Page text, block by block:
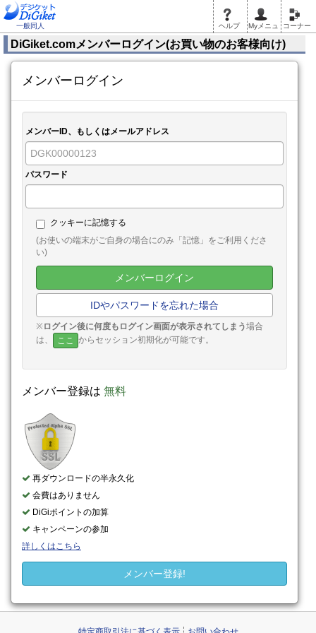
一般同人 ヘルプ Myメニュ コーナー
DiGiket.comメンバーログイン(お買い物のお客様向け)
メンバーログイン
メンバーID、もしくはメールアドレス
パスワード
クッキーに記憶する
(お使いの端末がご自身の場合にのみ「記憶」をご利用くださ
い)
メンバーログイン
IDやパスワードを忘れた場合
※ログイン後に何度もログイン画面が表示されてしまう場合
は、
ここ からセッション初期化が可能です。
メンバー登録は 無料
再ダウンロードの半永久化
会費はありません
DiGiポイントの加算
キャンペーンの参加
詳しくはこちら
メンバー登録!